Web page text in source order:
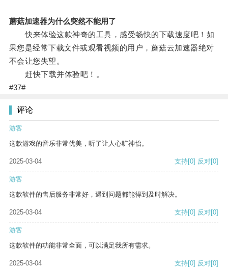
蘑菇加速器为什么突然不能用了
快来体验这款神奇的工具，感受畅快的下载速度吧！如
果您是经常下载文件或观看视频的用户，蘑菇云加速器绝对
不会让您失望。
赶快下载并体验吧！。
#37#
评论
游客
这款游戏的音乐非常优美，听了让人心旷神怡。
2025-03-04 支持[0] 反对[0]
游客
这款软件的售后服务非常好，遇到问题都能得到及时解决。
2025-03-04 支持[0] 反对[0]
游客
这款软件的功能非常全面，可以满足我所有需求。
2025-03-04 支持[0] 反对[0]